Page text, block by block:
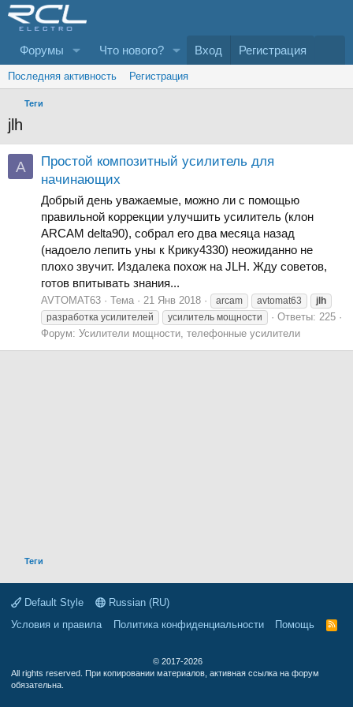
Форумы Что нового? Вход Регистрация
Последняя активность Регистрация
Теги
jlh
A
Простой композитный усилитель для
начинающих
Добрый день уважаемые, можно ли с помощью
правильной коррекции улучшить усилитель (клон
ARCAM delta90), собрал его два месяца назад
(надоело лепить уны к Крику4330) неожиданно не
плохо звучит. Издалека похож на JLH. Жду советов,
готов впитывать знания...
AVTOMAT63 Тема 21 Янв 2018 arcam avtomat63
jlh
разработка усилителей
усилитель мощности
Ответы: 225
Форум: Усилители мощности, телефонные усилители
Теги
Default Style
Russian (RU)
Условия и правила
Политика конфиденциальности Помощь
R
© 2017-2026
All rights reserved. При копировании материалов, активная ссылка на форум
обязательна.